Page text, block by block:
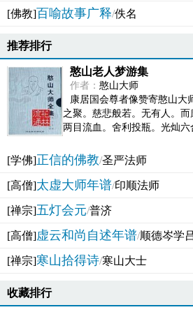
[佛教]百喻故事广释/佚名
推荐排行
憨山老人梦游集
作者： 憨山大师
康居国会尊者像赞寄憨
之聚。慈悲般若。无有人。而
两目流血。舍利投瓶。光灿六
[学佛]正信的佛教/圣严法师
[高僧]太虚大师年谱/印顺法师
[禅宗]五灯会元/普济
[高僧]虚云和尚自述年谱/顺德岑学
[禅宗]寒山拾得诗/寒山大士
收藏排行